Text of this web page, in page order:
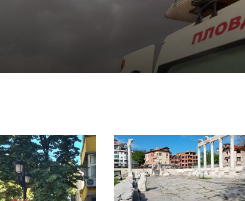
Пожарникари спасиха дете от водите на язовир край Пловдив
2026
Убийството на Младежкия хълм: безпрецедентна жестокост от „ловци на педофили“